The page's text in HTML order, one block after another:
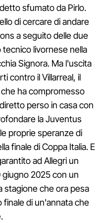
sfumato da Pirlo.
di cercare di andare
a seguito delle due
livornese nella
Signora. Ma l'uscita
contro il Villarreal, il
ha compromesso
perso in casa con
la Juventus
proprie speranze di
finale di Coppa Italia. E
ad Allegri un
2025 con un
stagione che ora pesa
di un'annata che